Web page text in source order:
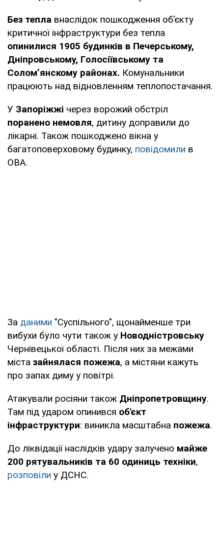
Без тепла внаслідок пошкодження обʼєкту
критичної інфраструктури без тепла
опинилися 1905 будинків в Печерському,
Дніпровському, Голосіївському та
Соломʼянскому районах. Комунальники
працюють над відновленням теплопостачання.
У Запоріжжі через ворожий обстріл
поранено немовля, дитину доправили до
лікарні. Також пошкоджено вікна у
багатоповерховому будинку, повідомили в
ОВА.
За даними "Суспільного", щонайменше три
вибухи було чути також у Новодністровську
Чернівецької області. Після них за межами
міста зайнялася пожежа, а містяни кажуть
про запах диму у повітрі.
Атакували росіяни також Дніпропетровщину.
Там під ударом опинився об'єкт
інфраструктури: виникла масштабна пожежа.
До ліквідації наслідків удару залучено майже
200 рятувальників та 60 одиниць техніки,
розповіли у ДСНС.